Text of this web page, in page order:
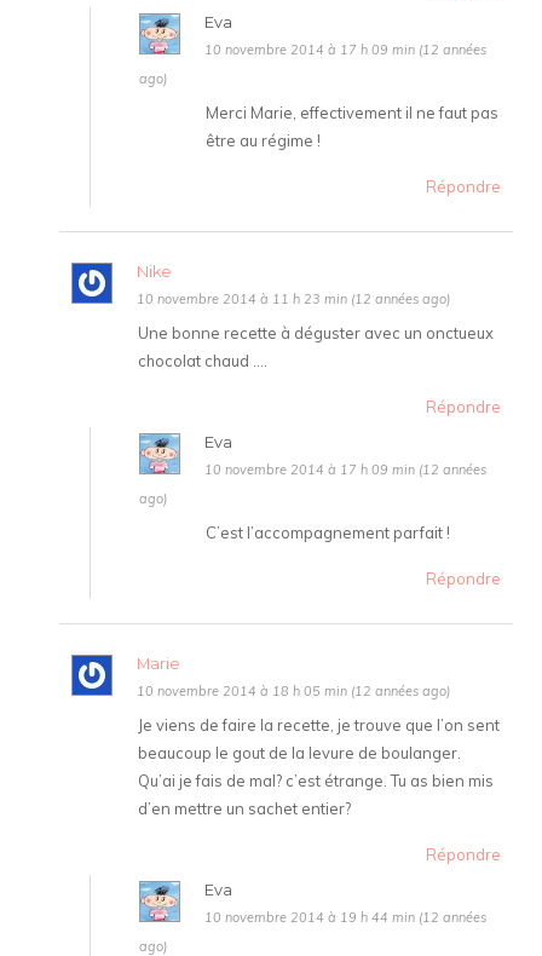
Eva
10 novembre 2014 à 17 h 09 min (12 années
ago)
Merci Marie, effectivement il ne faut pas
être au régime !
Répondre
Nike
10 novembre 2014 à 11 h 23 min (12 années ago)
Une bonne recette à déguster avec un onctueux
chocolat chaud ….
Répondre
Eva
10 novembre 2014 à 17 h 09 min (12 années
ago)
C’est l’accompagnement parfait !
Répondre
Marie
10 novembre 2014 à 18 h 05 min (12 années ago)
Je viens de faire la recette, je trouve que l’on sent
beaucoup le gout de la levure de boulanger.
Qu’ai je fais de mal? c’est étrange. Tu as bien mis
d’en mettre un sachet entier?
Répondre
Eva
10 novembre 2014 à 19 h 44 min (12 années
ago)